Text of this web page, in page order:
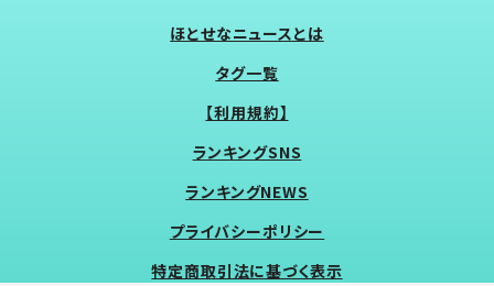
ほとせなニュースとは
タグ一覧
【利用規約】
ランキングSNS
ランキングNEWS
プライバシーポリシー
特定商取引法に基づく表示